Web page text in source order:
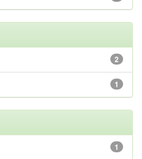
2
1
1